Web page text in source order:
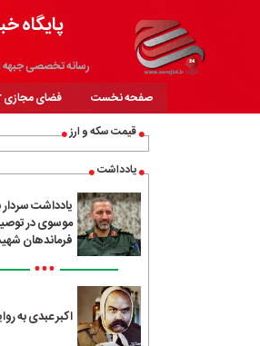
پایگاه
رسانه تخصصی جبهه
صفحه نخست فضای مجازی
قیمت سکه و ارز
یادداشت
یادداشت
موسوی در
فرماندهان
•••
اکبر عبدی به